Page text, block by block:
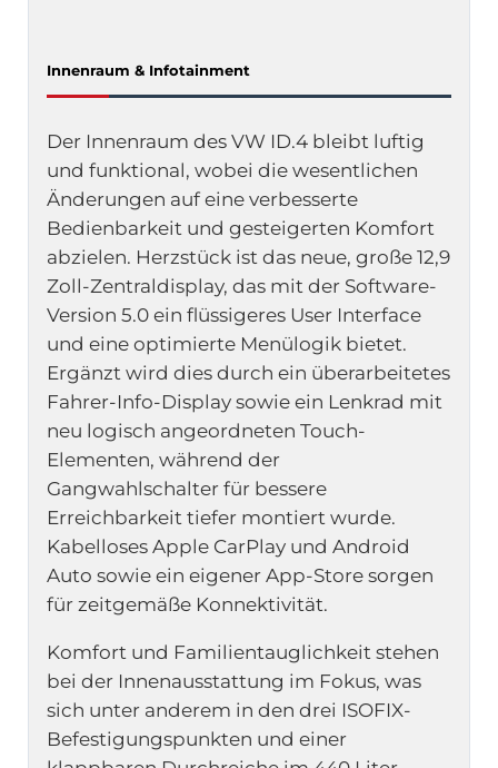
Innenraum & Infotainment
Der Innenraum des VW ID.4 bleibt luftig
und funktional, wobei die wesentlichen
Änderungen auf eine verbesserte
Bedienbarkeit und gesteigerten Komfort
abzielen. Herzstück ist das neue, große 12,9
Zoll-Zentraldisplay, das mit der Software-
Version 5.0 ein flüssigeres User Interface
und eine optimierte Menülogik bietet.
Ergänzt wird dies durch ein überarbeitetes
Fahrer-Info-Display sowie ein Lenkrad mit
neu logisch angeordneten Touch-
Elementen, während der
Gangwahlschalter für bessere
Erreichbarkeit tiefer montiert wurde.
Kabelloses Apple CarPlay und Android
Auto sowie ein eigener App-Store sorgen
für zeitgemäße Konnektivität.
Komfort und Familientauglichkeit stehen
bei der Innenausstattung im Fokus, was
sich unter anderem in den drei ISOFIX-
Befestigungspunkten und einer